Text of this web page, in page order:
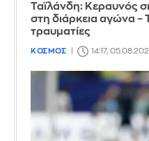
Ταϊλάνδη: Κεραυνός
στη διάρκεια αγώνα –
τραυματίες
ΚΟΣΜΟΣ 14:17,